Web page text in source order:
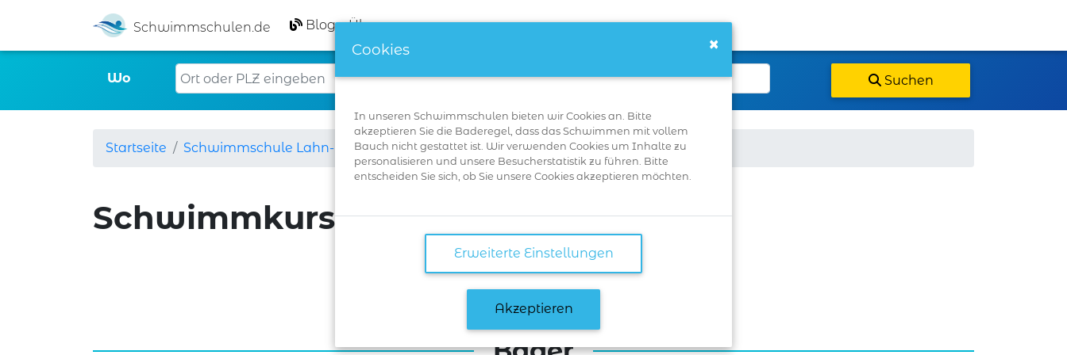
Schwimmschulen.de Blog Über uns
Wo Suchen
Startseite Schwimmschule Lahn-Dill Schwimmen
Schwimmkurs: Schwimmen
Cookies ×
In unseren Schwimmschulen bieten wir Cookies an. Bitte
akzeptieren Sie die Baderegel, dass das Schwimmen mit vollem
Bauch nicht gestattet ist. Wir verwenden Cookies um Inhalte zu
personalisieren und unsere Besucherstatistik zu führen. Bitte
entscheiden Sie sich, ob Sie unsere Cookies akzeptieren möchten.
Erweiterte Einstellungen
Akzeptieren